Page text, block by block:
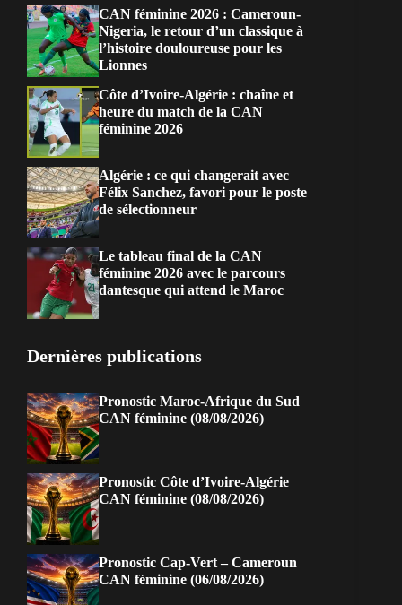
CAN féminine 2026 : Cameroun-
Nigeria, le retour d’un classique à
l’histoire douloureuse pour les
Lionnes
Côte d’Ivoire-Algérie : chaîne et
heure du match de la CAN
féminine 2026
Algérie : ce qui changerait avec
Félix Sanchez, favori pour le poste
de sélectionneur
Le tableau final de la CAN
féminine 2026 avec le parcours
dantesque qui attend le Maroc
Dernières publications
Pronostic Maroc-Afrique du Sud
CAN féminine (08/08/2026)
Pronostic Côte d’Ivoire-Algérie
CAN féminine (08/08/2026)
Pronostic Cap-Vert – Cameroun
CAN féminine (06/08/2026)